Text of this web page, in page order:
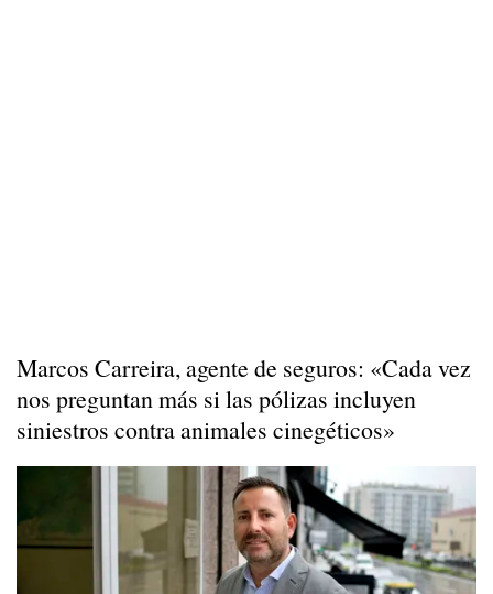
Marcos Carreira, agente de seguros: «Cada vez
nos preguntan más si las pólizas incluyen
siniestros contra animales cinegéticos»